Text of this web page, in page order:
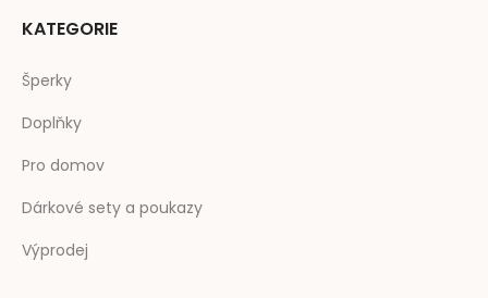
KATEGORIE
Šperky
Doplňky
Pro domov
Dárkové sety a poukazy
Výprodej